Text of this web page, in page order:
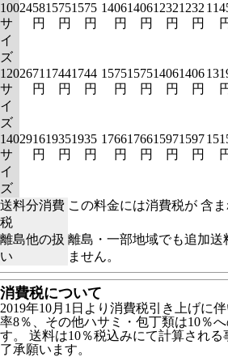
100
サ
イ
ズ
2458
円
1575
円
1575
円
1406
円
1406
円
1232
円
1232
円
120
サ
イ
ズ
2671
円
1744
円
1744
円
1575
円
1575
円
1406
円
1406
円
140
サ
イ
ズ
2916
円
1935
円
1935
円
1766
円
1766
円
1597
円
1597
円
送料分消費
税
この料金には消費税が 含ま
離島他の扱
い
離島・一部地域でも追加送
ません。
消費税について
2019年10月1日より消費税引き上げに
率8％、その他ハサミ・包丁類は10％
す。 送料は10％税込みにて計算され
了承願います。